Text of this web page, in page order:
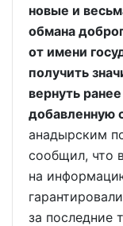
новые и
обмана
от имени
получить
вернуть
добавленную
анадырским
сообщил, что
на
за последние